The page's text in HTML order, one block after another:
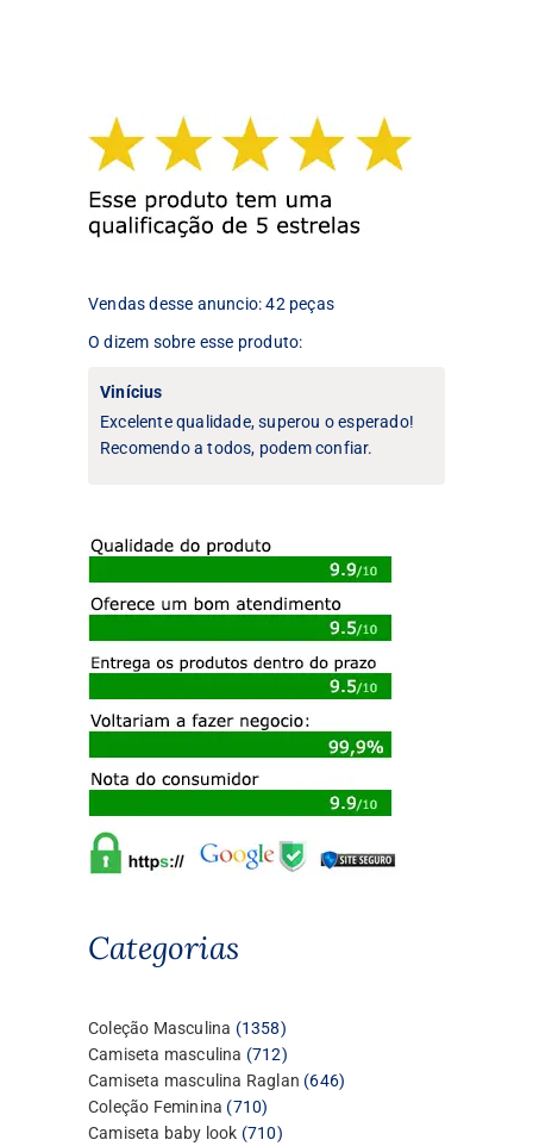
opções
podem
ser
escolhidas
na
produto
podem
ser
escolhidas
página
Vendas desse anuncio: 42 peças
O dizem sobre esse produto:
Vinícius
Excelente qualidade, superou o esperado!
Recomendo a todos, podem confiar.
Categorias
Coleção Masculina 13581358
produtos
Camiseta masculina 712712
produtos
Camiseta masculina Raglan 646646
Coleção Feminina 710710
produtos
Camiseta baby look 710710